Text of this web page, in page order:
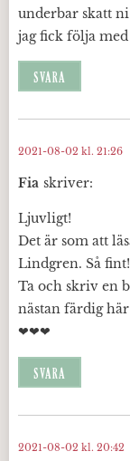
underbar skatt
jag fick följa
SVARA
Fia skriver:
2021-08-02 kl. 21:26
Ljuvligt!
Det är som att
Lindgren. Så fint!
Ta och skriv en
nästan färdig
❤❤❤
SVARA
2021-08-02 kl. 20:42